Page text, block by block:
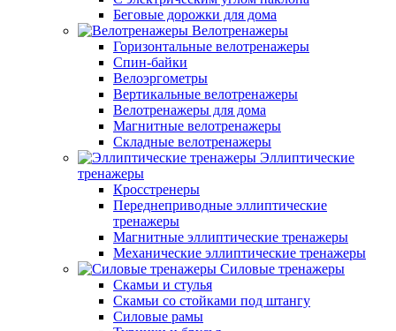
Беговые дорожки для дома
Велотренажеры
Горизонтальные велотренажеры
Спин-байки
Велоэргометры
Вертикальные велотренажеры
Велотренажеры для дома
Магнитные велотренажеры
Складные велотренажеры
Эллиптические
тренажеры
Кросстренеры
Переднеприводные эллиптические
тренажеры
Магнитные эллиптические тренажеры
Механические эллиптические тренажеры
Силовые тренажеры
Скамьи и стулья
Скамьи со стойками под штангу
Силовые рамы